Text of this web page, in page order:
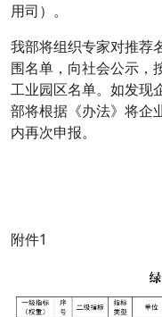
用司）。
我部将组织专家对推荐
围名单，向社会公示，
工业园区名单。如发现
部将根据《办法》将企
内再次申报。
附件1